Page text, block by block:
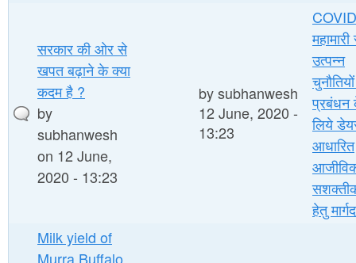
सरकार की ओर से
खपत बढ़ाने के क्या
कदम है ?
by
subhanwesh
on 12 June,
2020 - 13:23
bysubhanwesh
12 June, 2020 -
13:23
उत्पन्न
प्रबंधन
लिये
आधारित
हेतु
Milk yield of
Murra Buffalo